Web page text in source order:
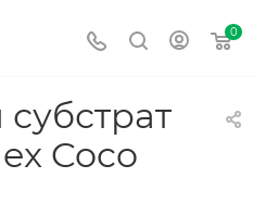
0
Coco